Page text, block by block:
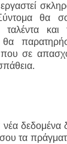
θα
ταλέντα και
που σε
δεδομένα
τα